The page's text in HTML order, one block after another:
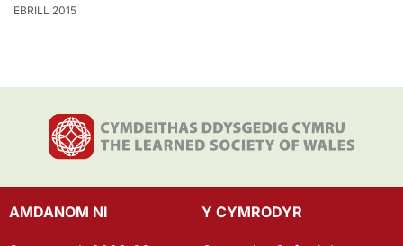
EBRILL 2015
AMDANOM NI Y CYMRODYR